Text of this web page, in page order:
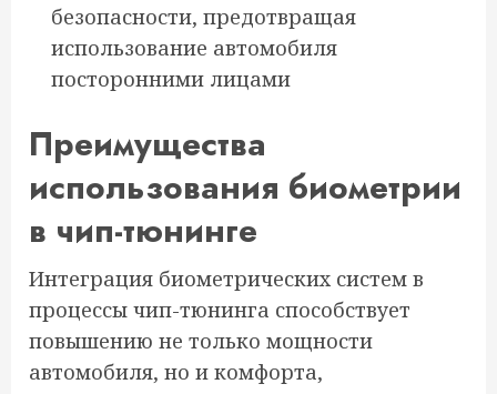
безопасности, предотвращая
использование автомобиля
посторонними лицами
Преимущества
использования биометрии
в чип-тюнинге
Интеграция биометрических систем в
процессы чип-тюнинга способствует
повышению не только мощности
автомобиля, но и комфорта,